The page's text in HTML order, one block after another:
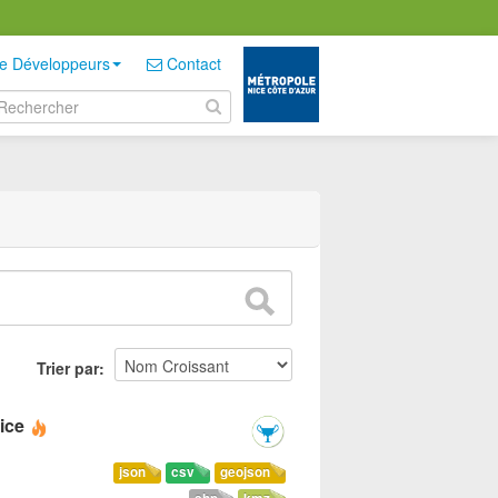
Développeurs Contact
Trier par
geojson
csv
json